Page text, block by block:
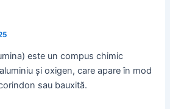
este un compus chimic
și oxigen, care apare în mod
sau bauxită.